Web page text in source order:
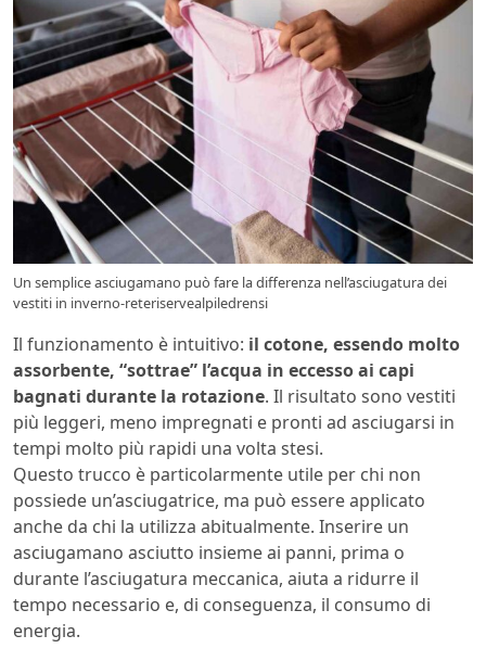
Un semplice asciugamano può fare la differenza nell’asciugatura dei
vestiti in inverno-reteriservealpiledrensi
Il funzionamento è intuitivo: il cotone, essendo molto
assorbente, “sottrae” l’acqua in eccesso ai capi
bagnati durante la rotazione. Il risultato sono vestiti
più leggeri, meno impregnati e pronti ad asciugarsi in
tempi molto più rapidi una volta stesi.
Questo trucco è particolarmente utile per chi non
possiede un’asciugatrice, ma può essere applicato
anche da chi la utilizza abitualmente. Inserire un
asciugamano asciutto insieme ai panni, prima o
durante l’asciugatura meccanica, aiuta a ridurre il
tempo necessario e, di conseguenza, il consumo di
energia.